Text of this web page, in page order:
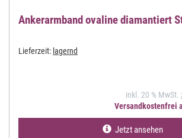
Ankerarmband ovaline diamantiert
Lieferzeit: lagernd
inkl. 20 % MwSt.
Versandkostenfrei
Jetzt ansehen